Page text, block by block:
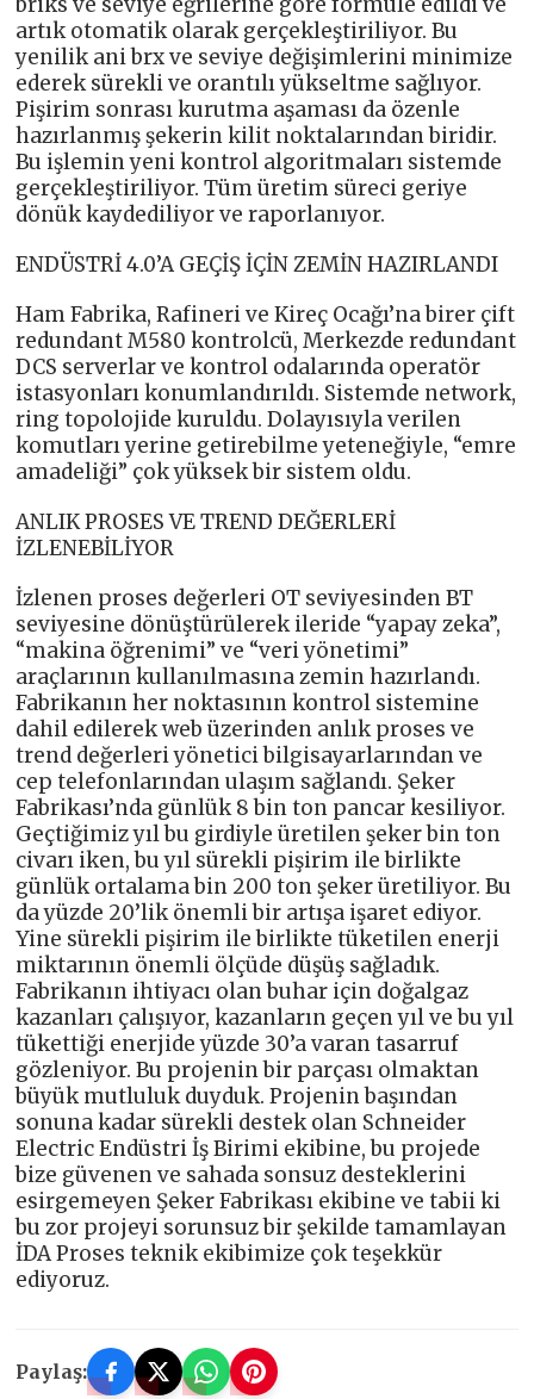
artık otomatik olarak gerçekleştiriliyor. Bu
yenilik ani brx ve seviye değişimlerini minimize
ederek sürekli ve orantılı yükseltme sağlıyor.
Pişirim sonrası kurutma aşaması da özenle
hazırlanmış şekerin kilit noktalarından biridir.
Bu işlemin yeni kontrol algoritmaları sistemde
gerçekleştiriliyor. Tüm üretim süreci geriye
dönük kaydediliyor ve raporlanıyor.
ENDÜSTRİ 4.0’A GEÇİŞ İÇİN ZEMİN HAZIRLANDI
Ham Fabrika, Rafineri ve Kireç Ocağı’na birer çift
redundant M580 kontrolcü, Merkezde redundant
DCS serverlar ve kontrol odalarında operatör
istasyonları konumlandırıldı. Sistemde network,
ring topolojide kuruldu. Dolayısıyla verilen
komutları yerine getirebilme yeteneğiyle, “emre
amadeliği” çok yüksek bir sistem oldu.
ANLIK PROSES VE TREND DEĞERLERİ
İZLENEBİLİYOR
İzlenen proses değerleri OT seviyesinden BT
seviyesine dönüştürülerek ileride “yapay zeka”,
“makina öğrenimi” ve “veri yönetimi”
araçlarının kullanılmasına zemin hazırlandı.
Fabrikanın her noktasının kontrol sistemine
dahil edilerek web üzerinden anlık proses ve
trend değerleri yönetici bilgisayarlarından ve
cep telefonlarından ulaşım sağlandı. Şeker
Fabrikası’nda günlük 8 bin ton pancar kesiliyor.
Geçtiğimiz yıl bu girdiyle üretilen şeker bin ton
civarı iken, bu yıl sürekli pişirim ile birlikte
günlük ortalama bin 200 ton şeker üretiliyor. Bu
da yüzde 20’lik önemli bir artışa işaret ediyor.
Yine sürekli pişirim ile birlikte tüketilen enerji
miktarının önemli ölçüde düşüş sağladık.
Fabrikanın ihtiyacı olan buhar için doğalgaz
kazanları çalışıyor, kazanların geçen yıl ve bu yıl
tükettiği enerjide yüzde 30’a varan tasarruf
gözleniyor. Bu projenin bir parçası olmaktan
büyük mutluluk duyduk. Projenin başından
sonuna kadar sürekli destek olan Schneider
Electric Endüstri İş Birimi ekibine, bu projede
bize güvenen ve sahada sonsuz desteklerini
esirgemeyen Şeker Fabrikası ekibine ve tabii ki
bu zor projeyi sorunsuz bir şekilde tamamlayan
İDA Proses teknik ekibimize çok teşekkür
ediyoruz.
Paylaş: